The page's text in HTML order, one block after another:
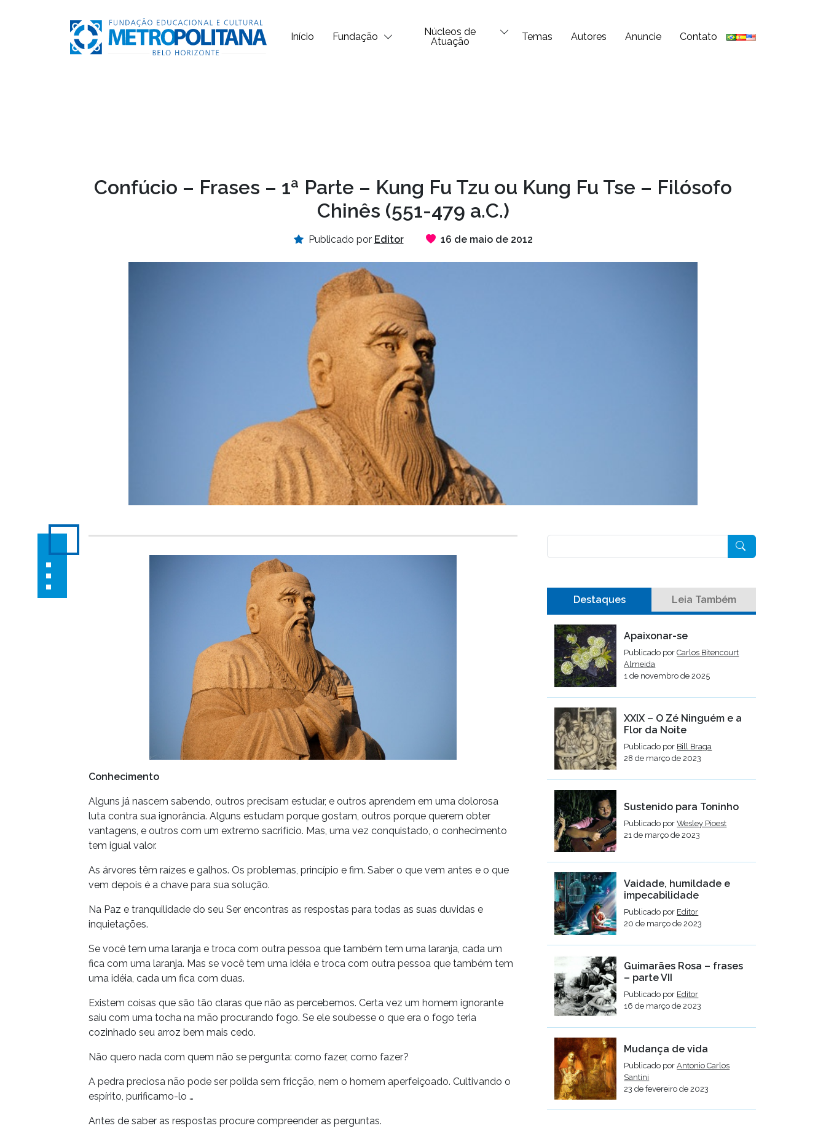
Início Fundação
Núcleos de
Atuação
Temas Autores Anuncie Contato
Confúcio – Frases – 1ª Parte – Kung Fu Tzu ou Kung Fu Tse – Filósofo
Chinês (551-479 a.C.)
Publicado por Editor 16 de maio de 2012
Conhecimento
Alguns já nascem sabendo, outros precisam estudar, e outros aprendem em uma dolorosa
luta contra sua ignorância. Alguns estudam porque gostam, outros porque querem obter
vantagens, e outros com um extremo sacrifício. Mas, uma vez conquistado, o conhecimento
tem igual valor.
As árvores têm raízes e galhos. Os problemas, princípio e fim. Saber o que vem antes e o que
vem depois é a chave para sua solução.
Na Paz e tranquilidade do seu Ser encontras as respostas para todas as suas duvidas e
inquietações.
Se você tem uma laranja e troca com outra pessoa que também tem uma laranja, cada um
fica com uma laranja. Mas se você tem uma idéia e troca com outra pessoa que também tem
uma idéia, cada um fica com duas.
Existem coisas que são tão claras que não as percebemos. Certa vez um homem ignorante
saiu com uma tocha na mão procurando fogo. Se ele soubesse o que era o fogo teria
cozinhado seu arroz bem mais cedo.
Não quero nada com quem não se pergunta: como fazer, como fazer?
A pedra preciosa não pode ser polida sem fricção, nem o homem aperfeiçoado. Cultivando o
espírito, purificamo-lo …
Antes de saber as respostas procure compreender as perguntas.
Destaques Leia Também
Apaixonar-se
Publicado porCarlos Bitencourt
Almeida
1 de novembro de 2025
XXIX – O Zé Ninguém e a
Flor da Noite
Publicado por Bill Braga
28 de março de 2023
Sustenido para Toninho
Publicado porWesley Pioest
21 de março de 2023
Vaidade, humildade e
impecabilidade
Publicado por Editor
20 de março de 2023
Guimarães Rosa – frases
– parte VII
Publicado por Editor
16 de março de 2023
Mudança de vida
Publicado porAntonio Carlos
Santini
23 de fevereiro de 2023